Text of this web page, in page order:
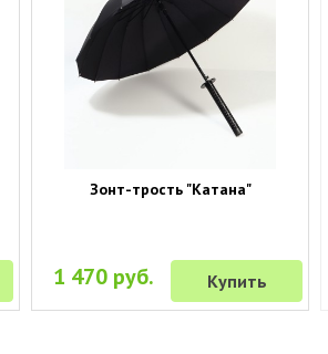
Зонт-трость "Катана"
1 470 руб. Купить